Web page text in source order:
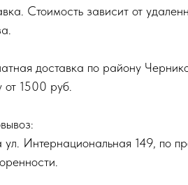
Стоимость зависит от
доставка по району
от 1500 руб.
ул. Интернациональная 149, по